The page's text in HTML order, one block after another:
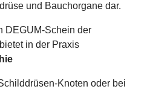
und Bauchorgane dar.
DEGUM-Schein der
in der Praxis
Knoten oder bei